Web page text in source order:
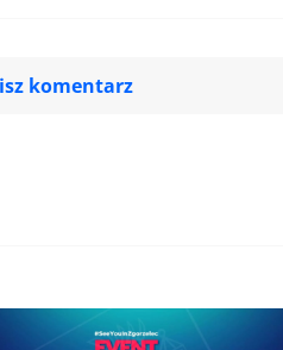
komentarz